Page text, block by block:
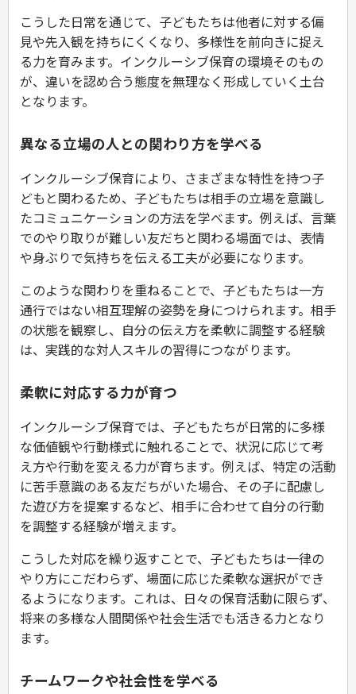
こうした日常を通じて、子どもたちは他者に対する偏
見や先入観を持ちにくくなり、多様性を前向きに捉え
る力を育みます。インクルーシブ保育の環境そのもの
が、違いを認め合う態度を無理なく形成していく土台
となります。
異なる立場の人との関わり方を学べる
インクルーシブ保育により、さまざまな特性を持つ子
どもと関わるため、子どもたちは相手の立場を意識し
たコミュニケーションの方法を学べます。例えば、言葉
でのやり取りが難しい友だちと関わる場面では、表情
や身ぶりで気持ちを伝える工夫が必要になります。
このような関わりを重ねることで、子どもたちは一方
通行ではない相互理解の姿勢を身につけられます。相手
の状態を観察し、自分の伝え方を柔軟に調整する経験
は、実践的な対人スキルの習得につながります。
柔軟に対応する力が育つ
インクルーシブ保育では、子どもたちが日常的に多様
な価値観や行動様式に触れることで、状況に応じて考
え方や行動を変える力が育ちます。例えば、特定の活動
に苦手意識のある友だちがいた場合、その子に配慮し
た遊び方を提案するなど、相手に合わせて自分の行動
を調整する経験が増えます。
こうした対応を繰り返すことで、子どもたちは一律の
やり方にこだわらず、場面に応じた柔軟な選択ができ
るようになります。これは、日々の保育活動に限らず、
将来の多様な人間関係や社会生活でも活きる力となり
ます。
チームワークや社会性を学べる